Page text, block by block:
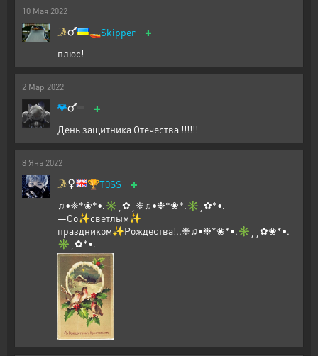
10 Мая 2022
🚤Skipper +
плюс!
2 Мар 2022
+
День защитника Отечества !!!!!!
8 Янв 2022
🏆T0SS +
♫•❈*❀*•.✳️¸✿¸❈♫•❉*❀*.✳️¸✿*•.
—Со✨светлым✨
праздником✨Рождества!..❈♫•❉*❀*•.✳️¸¸✿❀*•.
✳️¸✿*•.